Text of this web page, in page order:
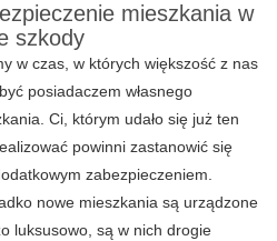
mieszkania w
szkody
w czas, w których większość z nas
posiadaczem własnego
Ci, którym udało się już ten
powinni zastanowić się
zabezpieczeniem.
nowe mieszkania są urządzone
luksusowo, są w nich drogie